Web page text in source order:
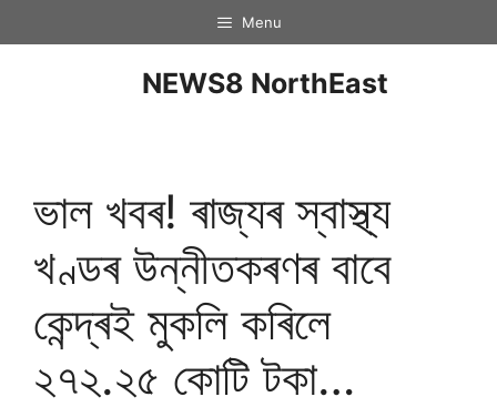
Menu
NEWS8 NorthEast
ভাল খবৰ! ৰাজ্যৰ স্বাস্থ্য
খণ্ডৰ উন্নীতকৰণৰ বাবে
কেন্দ্ৰই মুকলি কৰিলে
২৭২.২৫ কোটি টকা…